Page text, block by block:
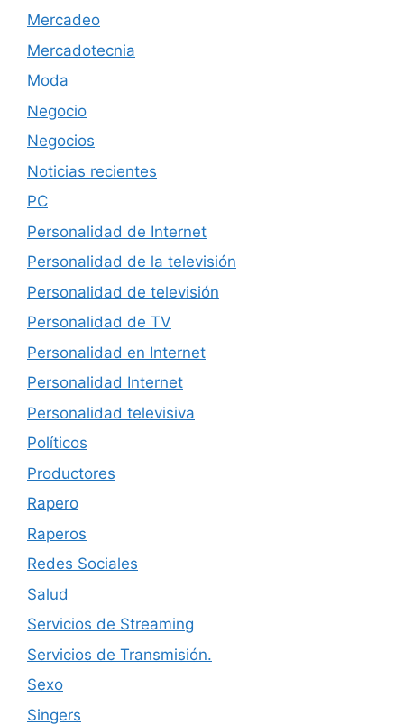
Mercadeo
Mercadotecnia
Moda
Negocio
Negocios
Noticias recientes
PC
Personalidad de Internet
Personalidad de la televisión
Personalidad de televisión
Personalidad de TV
Personalidad en Internet
Personalidad Internet
Personalidad televisiva
Políticos
Productores
Rapero
Raperos
Redes Sociales
Salud
Servicios de Streaming
Servicios de Transmisión.
Sexo
Singers